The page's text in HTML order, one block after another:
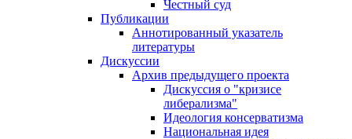
Честный суд
Публикации
Аннотированный указатель
литературы
Дискуссии
Архив предыдущего проекта
Дискуссия о "кризисе
либерализма"
Идеология консерватизма
Национальная идея